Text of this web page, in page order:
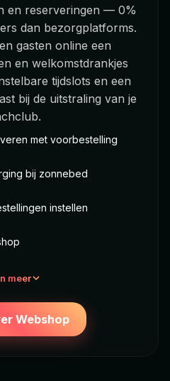
en reserveringen — 0%
dan bezorgplatforms.
gasten online een
en welkomstdrankjes
tijdslots en een
bij de uitstraling van je
met voorbestelling
bij zonnebed
instellen
meer
Webshop